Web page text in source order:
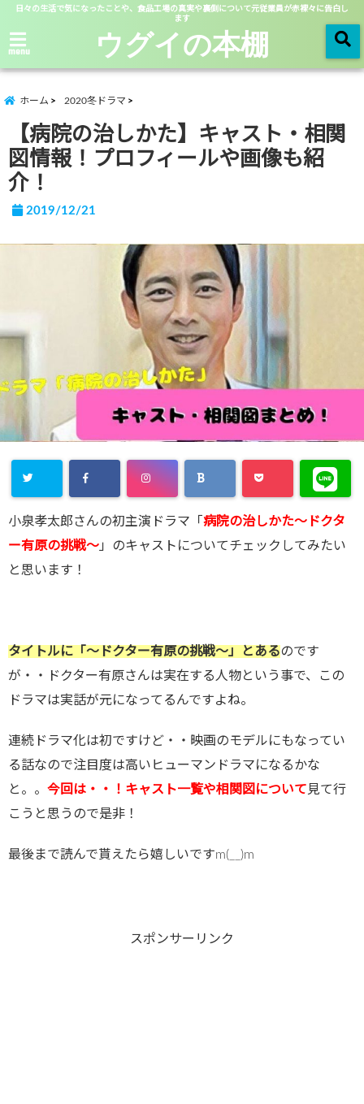
日々の生活で気になったことや、食品工場の真実や裏側について元従業員が赤裸々に告白し
ます
menu ウグイの本棚
ホーム 2020冬ドラマ
【病院の治しかた】キャスト・相関
図情報！プロフィールや画像も紹
介！
2019/12/21
小泉孝太郎さんの初主演ドラマ「 病院の治しかた～ドクタ
ー有原の挑戦～ 」のキャストについてチェックしてみたい
と思います！
タイトルに「～ドクター有原の挑戦～」とあるのです
が・・ドクター有原さんは実在する人物という事で、この
ドラマは実話が元になってるんですよね。
連続ドラマ化は初ですけど・・映画のモデルにもなってい
る話なので注目度は高いヒューマンドラマになるかな
と。。 今回は・・！キャスト一覧や相関図について 見て行
こうと思うので是非！
最後まで読んで貰えたら嬉しいですm(__)m
スポンサーリンク